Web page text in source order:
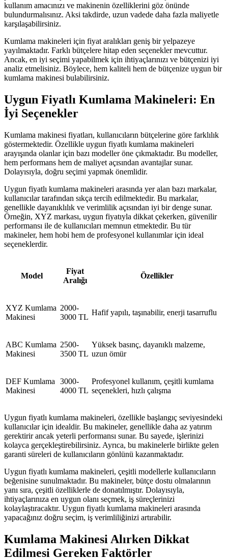
kullanım amacınızı ve makinenin özelliklerini göz önünde
bulundurmalısınız. Aksi takdirde, uzun vadede daha fazla maliyetle
karşılaşabilirsiniz.
Kumlama makineleri için fiyat aralıkları geniş bir yelpazeye
yayılmaktadır. Farklı bütçelere hitap eden seçenekler mevcuttur.
Ancak, en iyi seçimi yapabilmek için ihtiyaçlarınızı ve bütçenizi iyi
analiz etmelisiniz. Böylece, hem kaliteli hem de bütçenize uygun bir
kumlama makinesi bulabilirsiniz.
Uygun Fiyatlı Kumlama Makineleri: En
İyi Seçenekler
Kumlama makinesi fiyatları, kullanıcıların bütçelerine göre farklılık
göstermektedir. Özellikle uygun fiyatlı kumlama makineleri
arayışında olanlar için bazı modeller öne çıkmaktadır. Bu modeller,
hem performans hem de maliyet açısından avantajlar sunar.
Dolayısıyla, doğru seçimi yapmak önemlidir.
Uygun fiyatlı kumlama makineleri arasında yer alan bazı markalar,
kullanıcılar tarafından sıkça tercih edilmektedir. Bu markalar,
genellikle dayanıklılık ve verimlilik açısından iyi bir denge sunar.
Örneğin, XYZ markası, uygun fiyatıyla dikkat çekerken, güvenilir
performansı ile de kullanıcıları memnun etmektedir. Bu tür
makineler, hem hobi hem de profesyonel kullanımlar için ideal
seçeneklerdir.
Model
Fiyat
Aralığı
Özellikler
XYZ Kumlama
Makinesi
2000-
3000 TL
Hafif yapılı, taşınabilir, enerji tasarruflu
ABC Kumlama
Makinesi
2500-
3500 TL
Yüksek basınç, dayanıklı malzeme,
uzun ömür
DEF Kumlama
Makinesi
3000-
4000 TL
Profesyonel kullanım, çeşitli kumlama
seçenekleri, hızlı çalışma
Uygun fiyatlı kumlama makineleri, özellikle başlangıç seviyesindeki
kullanıcılar için idealdir. Bu makineler, genellikle daha az yatırım
gerektirir ancak yeterli performansı sunar. Bu sayede, işlerinizi
kolayca gerçekleştirebilirsiniz. Ayrıca, bu makinelerle birlikte gelen
garanti süreleri de kullanıcıların gönlünü kazanmaktadır.
Uygun fiyatlı kumlama makineleri, çeşitli modellerle kullanıcıların
beğenisine sunulmaktadır. Bu makineler, bütçe dostu olmalarının
yanı sıra, çeşitli özelliklerle de donatılmıştır. Dolayısıyla,
ihtiyaçlarınıza en uygun olanı seçmek, iş süreçlerinizi
kolaylaştıracaktır. Uygun fiyatlı kumlama makineleri arasında
yapacağınız doğru seçim, iş verimliliğinizi artırabilir.
Kumlama Makinesi Alırken Dikkat
Edilmesi Gereken Faktörler